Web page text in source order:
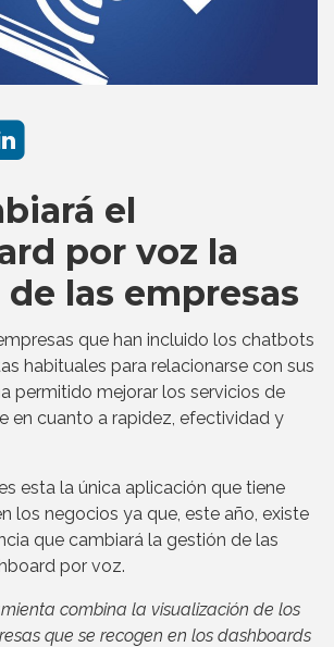
el
por voz la
las empresas
que han incluido los chatbots
habituales para relacionarse con sus
permitido mejorar los servicios de
en cuanto a rapidez, efectividad y
esta la única aplicación que tiene
los negocios ya que, este año, existe
que cambiará la gestión de las
por voz.
combina la visualización de los
que se recogen en los dashboards